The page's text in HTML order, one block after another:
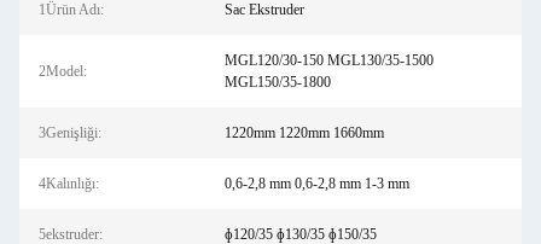
1Ürün Adı: Sac Ekstruder
2Model:
MGL120/30-150 MGL130/35-1500
MGL150/35-1800
3Genişliği: 1220mm 1220mm 1660mm
4Kalınlığı: 0,6-2,8 mm 0,6-2,8 mm 1-3 mm
5ekstruder: ɸ120/35 ɸ130/35 ɸ150/35